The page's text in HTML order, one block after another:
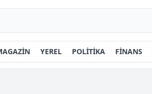
YEREL POLİTİKA FİNANS